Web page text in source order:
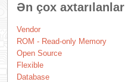
Ən çox axtarılanlar
Vendor
ROM - Read-only Memory
Open Source
Flexible
Database